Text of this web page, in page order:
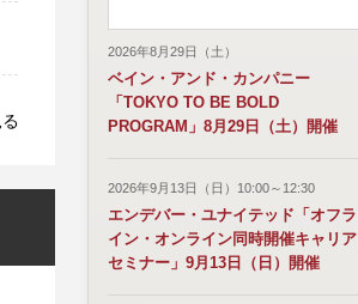
2026年8月29日（土）
ベイン・アンド・カンパニー
「TOKYO TO BE BOLD
PROGRAM」8月29日（土）開催
2026年9月13日（日）10:00～12:30
エンデバー・ユナイテッド「オフラ
イン・オンライン同時開催キャリア
セミナー」9月13日（日）開催